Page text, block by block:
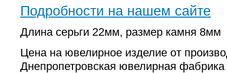
Подробности на нашем сайте
Длина серьги 22мм, размер камня 8мм
Цена на ювелирное изделие от
Днепропетровская ювелирная